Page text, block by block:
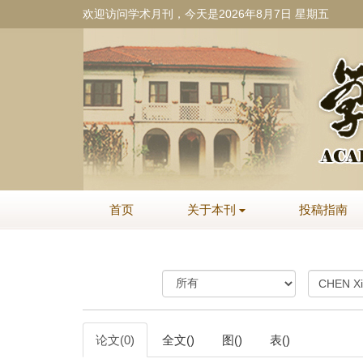
欢迎访问学术月刊，今天是2026年8月7日 星期五
首页 关于本刊 投稿指南
论文(0) 全文() 图() 表()